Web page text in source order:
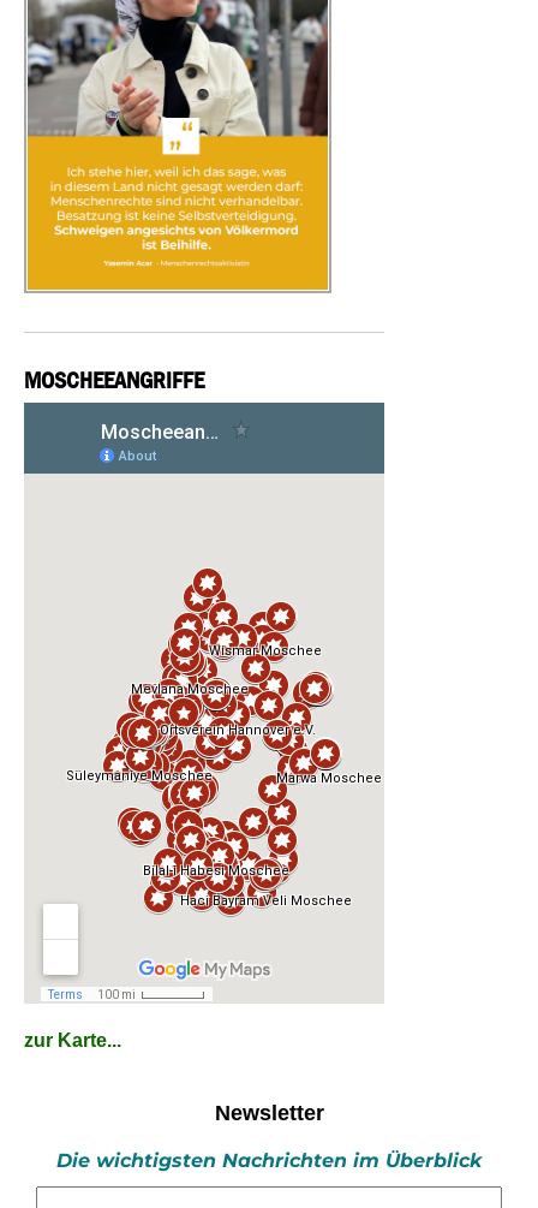
MOSCHEEANGRIFFE
zur Karte...
Newsletter
Die wichtigsten Nachrichten im Überblick